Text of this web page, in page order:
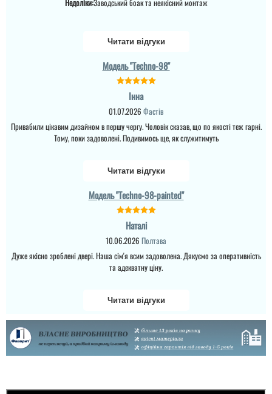
Лєна
користування жодної
тріщини, хоча в нас
активна дитина й часто
сподобалось, рбили
розміри чітко під мене,
Ірина
виглядає дуже стильно,
Недоліки:Заводський боак та неякісний монтаж
Читати відгуки
Модель "Techno-98"
Інна
01.07.2026 Фастів
Привабили цікавим дизайном в першу чергу. Чоловік сказав, що по якості теж гарні.
Тому, поки задоволені. Подивимось ще, як служитимуть
Читати відгуки
Модель "Techno-98-painted"
Наталі
10.06.2026 Полтава
Дуже якісно зроблені двері. Наша сім'я всим задоволена. Дякуємо за оперативність
та адекватну ціну.
Читати відгуки